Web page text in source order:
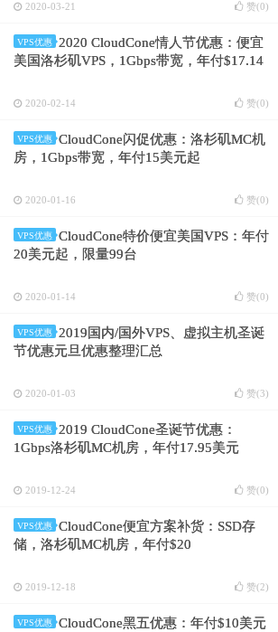
2020-03-21 赞(0)
VPS优惠
2020 CloudCone情人节优惠：便宜
美国洛杉矶VPS，1Gbps带宽，年付$17.14
2020-02-14 赞(0)
VPS优惠
CloudCone闪促优惠：洛杉矶MC机
房，1Gbps带宽，年付15美元起
2020-01-16 赞(0)
VPS优惠
CloudCone特价便宜美国VPS：年付
20美元起，限量99台
2020-01-14 赞(0)
VPS优惠
2019国内/国外VPS、虚拟主机圣诞
节优惠元旦优惠整理汇总
2020-01-03 赞(3)
VPS优惠
2019 CloudCone圣诞节优惠：
1Gbps洛杉矶MC机房，年付17.95美元
2019-12-24 赞(0)
VPS优惠
CloudCone便宜方案补货：SSD存
储，洛杉矶MC机房，年付$20
2019-12-18 赞(2)
VPS优惠
CloudCone黑五优惠：年付$10美元